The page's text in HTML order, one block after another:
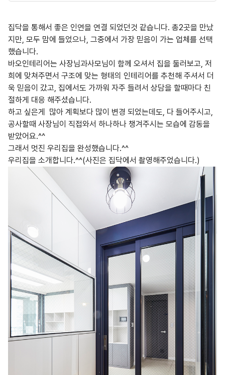
집닥을 통해서 좋은 인연을 연결 되었던것 같습니다. 총2곳을 만났
지만, 모두 맘에 들었으나, 그중에서 가장 믿음이 가는 업체를 선택
했습니다.
바오인테리어는 사장님과사모님이 함께 오셔서 집을 둘러보고, 저
희에 맞쳐주면서 구조에 맞는 형태의 인테리어를 추천해 주셔서 더
욱 믿음이 갔고, 집에서도 가까워 자주 들려서 상담을 할때마다 친
절하게 대응 해주셨습니다.
하고 싶은게 많아 계획보다 많이 변경 되었는데도, 다 들어주시고,
공사할때 사장님이 직접와서 하나하나 챙겨주시는 모습에 감동을
받았어요.^^
그래서 멋진 우리집을 완성했습니다.^^
우리집을 소개합니다.^^(사진은 집닥에서 촬영해주었습니다.)